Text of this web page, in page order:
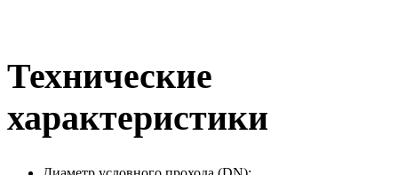
Технические
характеристики